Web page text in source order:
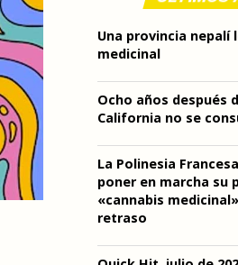
Una provincia nepalí
medicinal
Ocho años después
California no se
La Polinesia
poner en marcha su
«cannabis
retraso